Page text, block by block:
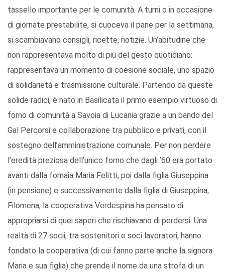
tassello importante per le comunità. A turni o in occasione
di giornate prestabilite, si cuoceva il pane per la settimana,
si scambiavano consigli, ricette, notizie. Un’abitudine che
non rappresentava molto di più del gesto quotidiano:
rappresentava un momento di coesione sociale, uno spazio
di solidarietà e trasmissione culturale. Partendo da queste
solide radici, è nato in Basilicata il primo esempio virtuoso di
forno di comunità a Savoia di Lucania grazie a un bando del
Gal Percorsi e collaborazione tra pubblico e privati, con il
sostegno dell’amministrazione comunale. Per non perdere
l’eredità preziosa dell’unico forno che dagli ’60 era portato
avanti dalla fornaia Maria Felitti, poi dalla figlia Giuseppina
(in pensione) e successivamente dalla figlia di Giuseppina,
Filomena, la cooperativa Verdespina ha pensato di
appropriarsi di quei saperi che rischiavano di perdersi. Una
realtà di 27 socii, tra sostenitori e soci lavoratori, hanno
fondato la cooperativa (di cui fanno parte anche la signora
Maria e sua figlia) che prende il nome da una strofa di un